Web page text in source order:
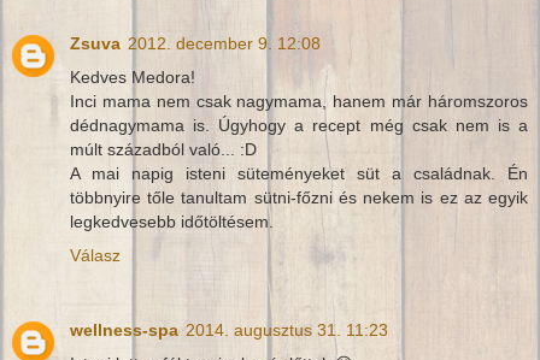
Zsuva 2012. december 9. 12:08
Kedves Medora!
Inci mama nem csak nagymama, hanem már háromszoros
dédnagymama is. Úgyhogy a recept még csak nem is a
múlt századból való... :D
A mai napig isteni süteményeket süt a családnak. Én
többnyire tőle tanultam sütni-főzni és nekem is ez az egyik
legkedvesebb időtöltésem.
Válasz
wellness-spa 2014. augusztus 31. 11:23